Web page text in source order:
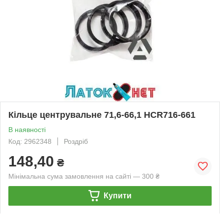
Кільце центрувальне 71,6-66,1 HCR716-661
В наявності
Код: 2962348
Роздріб
148,40 ₴
Мінімальна сума замовлення на сайті — 300 ₴
Купити